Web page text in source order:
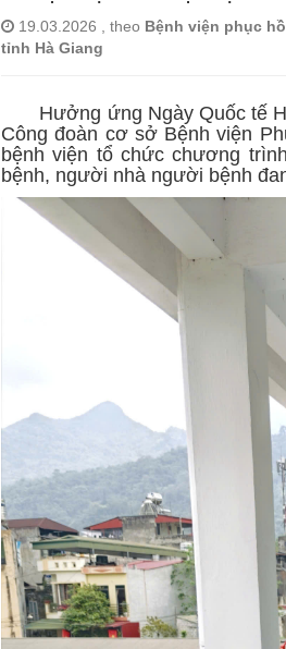
19.03.2026 , theo Bệnh viện phục
tỉnh Hà Giang
Hưởng ứng Ngày Quốc tế
Công đoàn cơ sở Bệnh viện
bệnh viện tổ chức chương
bệnh, người nhà người bệnh